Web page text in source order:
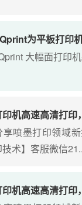
为平板打印
大幅面打印
机高速高清打印
享喷墨打印领域
技术】客服微信
机高速高清打印